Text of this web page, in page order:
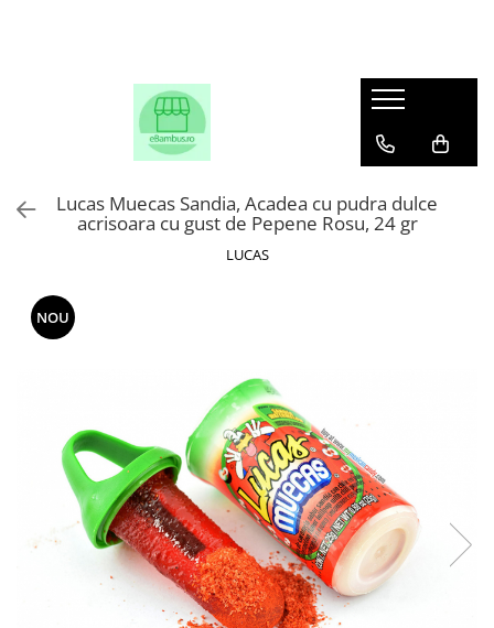
Lucas Muecas Sandia, Acadea cu pudra dulce
acrisoara cu gust de Pepene Rosu, 24 gr
LUCAS
NOU